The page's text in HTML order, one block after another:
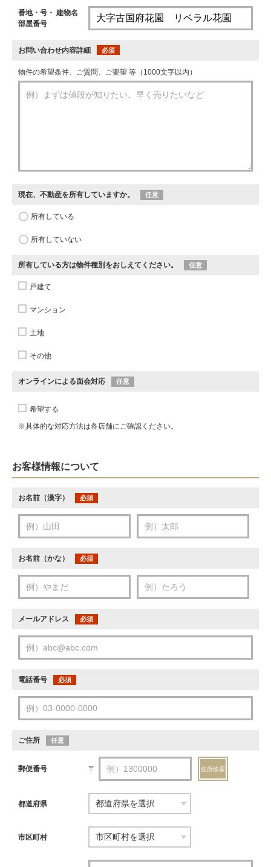
番地・号・ 建物名
部屋番号
お問い合わせ内容詳細 必須
物件の希望条件、ご質問、ご要望 等（1000文字以内）
現在、不動産を所有していますか。 任意
所有している
所有していない
所有している方は物件種別をおしえてください。 任意
戸建て
マンション
土地
その他
オンラインによる面会対応 任意
希望する
※具体的な対応方法は各店舗にご確認ください。
お客様情報について
お名前（漢字） 必須
お名前（かな） 必須
メールアドレス 必須
電話番号 必須
ご住所 任意
郵便番号 〒 住所検索
都道府県
市区町村